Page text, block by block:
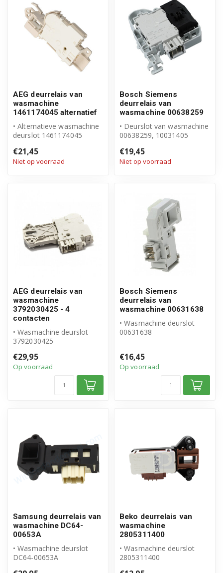
AEG deurrelais van
wasmachine
1461174045 alternatief
• Alternatieve wasmachine
deurslot 1461174045
€21,45
Niet op voorraad
Bosch Siemens
deurrelais van
wasmachine 00638259
• Deurslot van wasmachine
00638259, 10031405
product
...
€19,45
Niet op voorraad
AEG deurrelais van
wasmachine
3792030425 - 4
contacten
• Wasmachine deurslot
3792030425
€29,95
Op voorraad
Bosch Siemens
deurrelais van
wasmachine 00631638
• Wasmachine deurslot
00631638
• Deurrelais,...
€16,45
Op voorraad
Samsung deurrelais van
wasmachine DC64-
00653A
• Wasmachine deurslot
DC64-00653A
Beko deurrelais van
wasmachine
2805311400
• Wasmachine deurslot
2805311400